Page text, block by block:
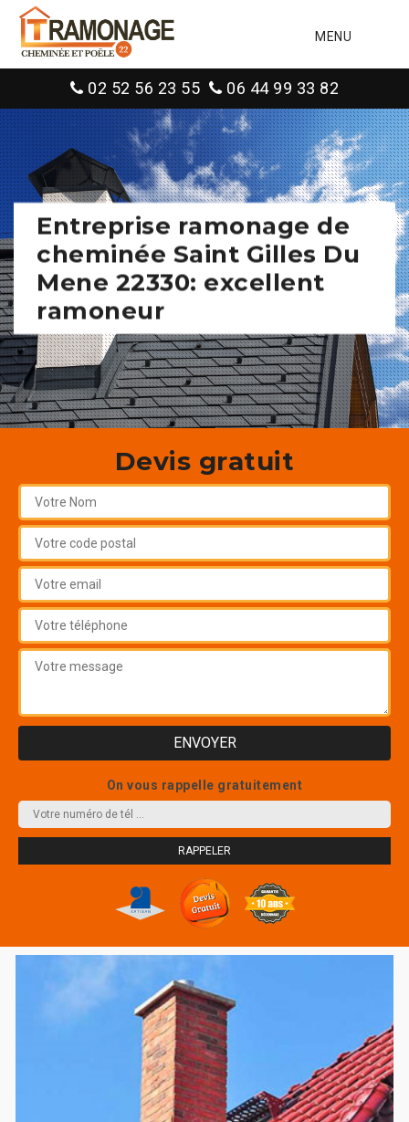
MENU
02 52 56 23 55 06 44 99 33 82
Entreprise ramonage de
cheminée Saint Gilles Du
Mene 22330: excellent
ramoneur
Devis gratuit
On vous rappelle gratuitement